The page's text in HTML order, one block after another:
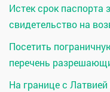
Истек срок паспорта
свидетельство на
Посетить
перечень
На границе с